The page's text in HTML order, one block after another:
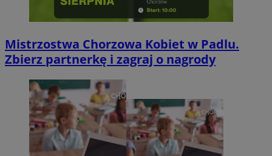
Mistrzostwa Chorzowa Kobiet w Padlu.
Zbierz partnerkę i zagraj o nagrody